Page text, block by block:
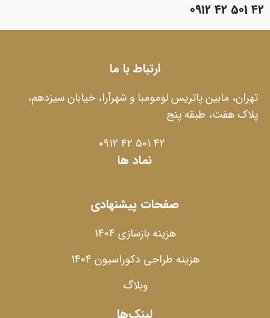
42 501 42 0912
ارتباط با ما
تهران، مابین پاتریس لومومبا و شهرآرا، خیابان سیزدهم،
پلاک هفت، طبقه پنج
42 501 42 0912
نماد ها
صفحات پیشنهادی
هزینه بازسازی 1404
هزینه طراحی دکوراسیون 1404
وبلاگ